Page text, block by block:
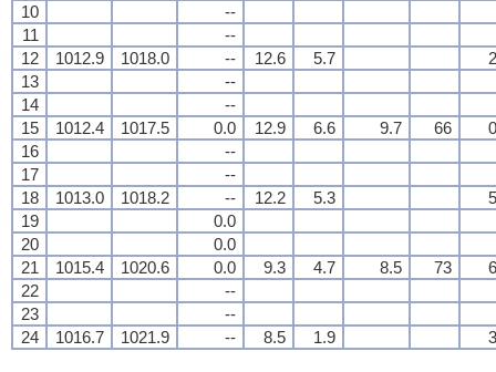
10
--
11
--
12
1012.9 1018.0 -- 12.6 5.7
13
--
14
--
15
1012.4 1017.5 0.0 12.9 6.6 9.7 66
16
--
17
--
18
1013.0 1018.2 -- 12.2 5.3
19
0.0
20
0.0
21
1015.4 1020.6 0.0 9.3 4.7 8.5 73
22
--
23
--
24
1016.7 1021.9 -- 8.5 1.9